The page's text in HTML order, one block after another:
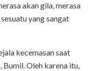
akan gila, merasa
yang sangat
kecemasan saat
Bumil. Oleh karena itu,